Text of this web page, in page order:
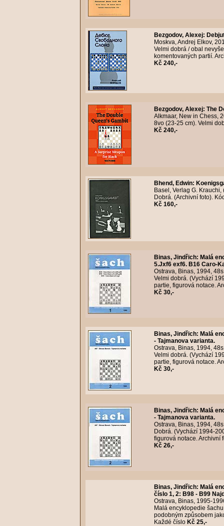
Bezgodov, Alexej:
Moskva, Andrej Elkov,
Velmi dobrá / obal
komentovaných partií.
Kč 240,-
Bezgodov, Alexej: The
Alkmaar, New in Chess,
8vo (23-25 cm). Velmi
Kč 240,-
Bhend, Edwin:
Basel, Verlag G.
Dobrá. (Archivní foto).
Kč 160,-
Binas, Jindřich: Malá
5.Jxf6 exf6. B16 Caro-
Ostrava, Binas, 1994,
Velmi dobrá. (Vychází
partie, figurová notace.
Kč 30,-
Binas, Jindřich: Malá
- Tajmanova varianta.
Ostrava, Binas, 1994,
Velmi dobrá. (Vychází
partie, figurová notace.
Kč 30,-
Binas, Jindřich: Malá
- Tajmanova varianta.
Ostrava, Binas, 1994,
Dobrá. (Vychází 1994-
figurová notace. Archivní
Kč 26,-
Binas, Jindřich: Malá
číslo 1, 2: B98 - B99
Ostrava, Binas, 1995-
Malá encyklopedie
podobným způsobem
Každé číslo Kč 25,-